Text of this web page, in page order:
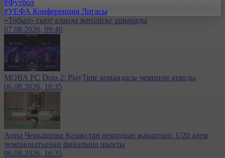
#Футбол
#УЕФА Конференция Лигасы
«Тобыл» сырт алаңда жеңіліске ұшырады
07.08.2026, 09:40
MOBA PC Dota 2: PlayTime командасы чемпион атанды
06.08.2026, 16:35
Анна Черкашина Қазақстан рекордын жаңартып, U20 әлем
чемпионатының финалына шықты
06.08.2026, 16:35